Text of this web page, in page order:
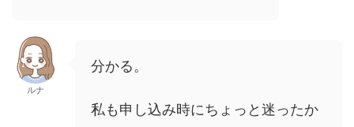
ルナ
分かる。
私も申し込み時にちょっと迷ったか